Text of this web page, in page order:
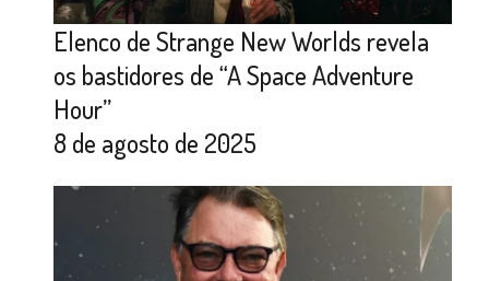
Elenco de Strange New Worlds revela
os bastidores de “A Space Adventure
Hour”
8 de agosto de 2025